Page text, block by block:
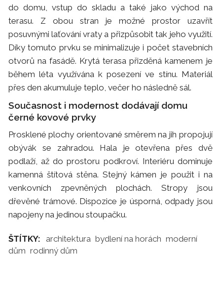
do domu, vstup do skladu a také jako východ na
terasu. Z obou stran je možné prostor uzavřít
posuvnými laťování vraty a přizpůsobit tak jeho využití.
Díky tomuto prvku se minimalizuje i počet stavebních
otvorů na fasádě. Krytá terasa přizděná kamenem je
během léta využívána k posezení ve stínu. Materiál
přes den akumuluje teplo, večer ho následně sál.
Současnost i modernost dodávají domu
černé kovové prvky
Prosklené plochy orientované směrem na jih propojují
obývák se zahradou. Hala je otevřena přes dvě
podlaží, až do prostoru podkroví. Interiéru dominuje
kamenná štítová stěna. Stejný kámen je použit i na
venkovních zpevněných plochách. Stropy jsou
dřevěné trámové. Dispozice je úsporná, odpady jsou
napojeny na jedinou stoupačku.
ŠTÍTKY: architektura bydlení na horách moderní
dům rodinný dům